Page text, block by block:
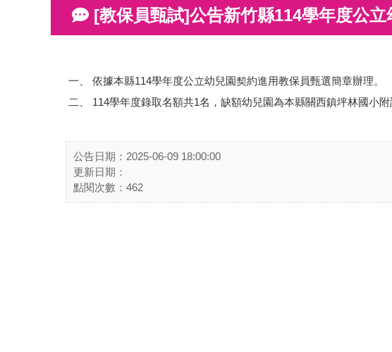
[教保員甄試]公告新竹縣114學年度公
一、 依據本縣114學年度公立幼兒園契約進用教保員甄選簡章辦理。
二、 114學年度錄取名額共1名，缺額幼兒園為本縣關西鎮坪林國小附
公告日期：2025-06-09 18:00:00
更新日期：
點閱次數：462